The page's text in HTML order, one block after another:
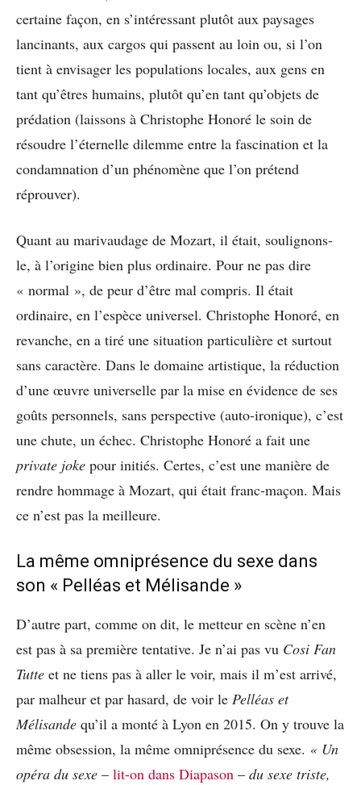
certaine façon, en s’intéressant plutôt aux paysages
lancinants, aux cargos qui passent au loin ou, si l’on
tient à envisager les populations locales, aux gens en
tant qu’êtres humains, plutôt qu’en tant qu’objets de
prédation (laissons à Christophe Honoré le soin de
résoudre l’éternelle dilemme entre la fascination et la
condamnation d’un phénomène que l’on prétend
réprouver).
Quant au marivaudage de Mozart, il était, soulignons-
le, à l’origine bien plus ordinaire. Pour ne pas dire
« normal », de peur d’être mal compris. Il était
ordinaire, en l’espèce universel. Christophe Honoré, en
revanche, en a tiré une situation particulière et surtout
sans caractère. Dans le domaine artistique, la réduction
d’une œuvre universelle par la mise en évidence de ses
goûts personnels, sans perspective (auto-ironique), c’est
une chute, un échec. Christophe Honoré a fait une
private joke pour initiés. Certes, c’est une manière de
rendre hommage à Mozart, qui était franc-maçon. Mais
ce n’est pas la meilleure.
La même omniprésence du sexe dans
son « Pelléas et Mélisande »
D’autre part, comme on dit, le metteur en scène n’en
est pas à sa première tentative. Je n’ai pas vu Cosi Fan
Tutte et ne tiens pas à aller le voir, mais il m’est arrivé,
par malheur et par hasard, de voir le Pelléas et
Mélisande qu’il a monté à Lyon en 2015. On y trouve la
même obsession, la même omniprésence du sexe. « Un
opéra du sexe – lit-on dans Diapason – du sexe triste,